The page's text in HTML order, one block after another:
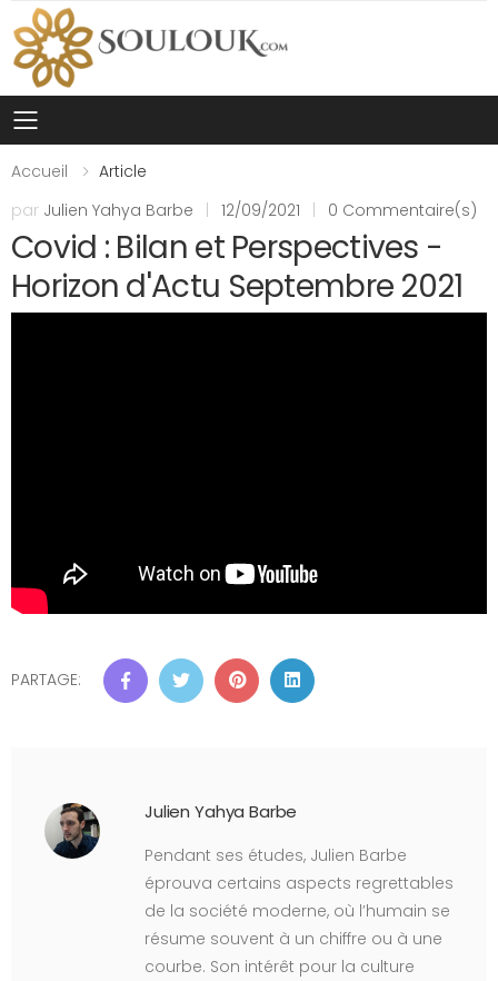
Toggle mobile menu
Accueil
Article
par Julien Yahya Barbe 12/09/2021 0 Commentaire(s)
Covid : Bilan et Perspectives -
Horizon d'Actu Septembre 2021
PARTAGE:
Julien Yahya Barbe
Pendant ses études, Julien Barbe
éprouva certains aspects regrettables
de la société moderne, où l’humain se
résume souvent à un chiffre ou à une
courbe. Son intérêt pour la culture